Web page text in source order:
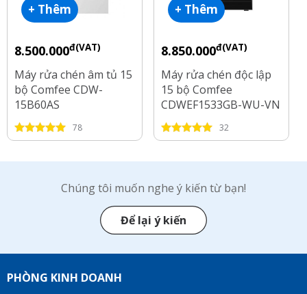
+ Thêm
8.500.000đ(VAT)
Máy rửa chén âm tủ 15
bộ Comfee CDW-
15B60AS
78
+ Thêm
8.850.000đ(VAT)
Máy rửa chén độc lập
15 bộ Comfee
CDWEF1533GB-WU-VN
32
Chúng tôi muốn nghe ý kiến từ bạn!
Để lại ý kiến
PHÒNG KINH DOANH